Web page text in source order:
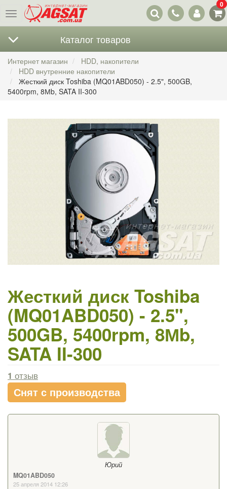
Меню
Наши
контакты
0
Каталог товаров
Интернет магазин
HDD, накопители
HDD внутренние накопители
Жесткий диск Toshiba (MQ01ABD050) - 2.5", 500GB,
5400rpm, 8Мb, SATA II-300
Жесткий диск Toshiba
(MQ01ABD050) - 2.5",
500GB, 5400rpm, 8Мb,
SATA II-300
1 отзыв
Снят с производства
Юрий
MQ01ABD050
25 апреля 2014 12:26